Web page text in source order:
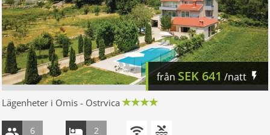
från SEK 641 /natt
Lägenheter i Omis - Ostrvica
6 2